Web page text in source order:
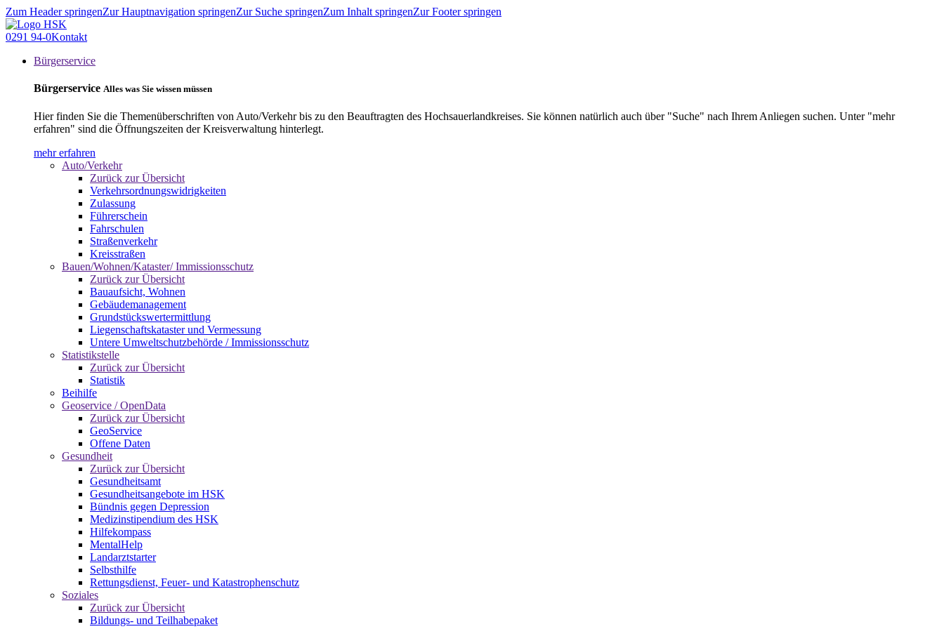
Zum Header springenZur Hauptnavigation springenZur Suche springenZum Inhalt springenZur Footer springen
0291 94-0Kontakt
Bürgerservice
Bürgerservice Alles was Sie wissen müssen
Hier finden Sie die Themenüberschriften von Auto/Verkehr bis zu den Beauftragten des Hochsauerlandkreises. Sie können natürlich auch über "Suche" nach Ihrem Anliegen suchen. Unter "mehr
erfahren" sind die Öffnungszeiten der Kreisverwaltung hinterlegt.
mehr erfahren
Auto/Verkehr
Zurück zur Übersicht
Verkehrsordnungswidrigkeiten
Zulassung
Führerschein
Fahrschulen
Straßenverkehr
Kreisstraßen
Bauen/Wohnen/Kataster/ Immissionsschutz
Zurück zur Übersicht
Bauaufsicht, Wohnen
Gebäudemanagement
Grundstückswertermittlung
Liegenschaftskataster und Vermessung
Untere Umweltschutzbehörde / Immissionsschutz
Statistikstelle
Zurück zur Übersicht
Statistik
Beihilfe
Geoservice / OpenData
Zurück zur Übersicht
GeoService
Offene Daten
Gesundheit
Zurück zur Übersicht
Gesundheitsamt
Gesundheitsangebote im HSK
Bündnis gegen Depression
Medizinstipendium des HSK
Hilfekompass
MentalHelp
Landarztstarter
Selbsthilfe
Rettungsdienst, Feuer- und Katastrophenschutz
Soziales
Zurück zur Übersicht
Bildungs- und Teilhabepaket